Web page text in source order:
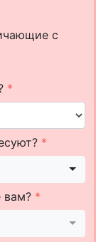
с
*
*
вам? *